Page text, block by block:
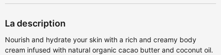
La description
Nourish and hydrate your skin with a rich and creamy body
cream infused with natural organic cacao butter and coconut oil.